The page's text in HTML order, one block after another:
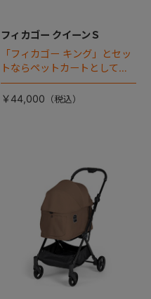
フィカゴー クイーンＳ
「フィカゴー キング」とセッ
トならペットカートとしても
使える、耐荷重30㎏の中～大
型犬向けケージが登場！
￥44,000